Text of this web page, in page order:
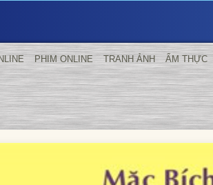
PHIM ONLINE TRANH ẢNH ẨM THỰC